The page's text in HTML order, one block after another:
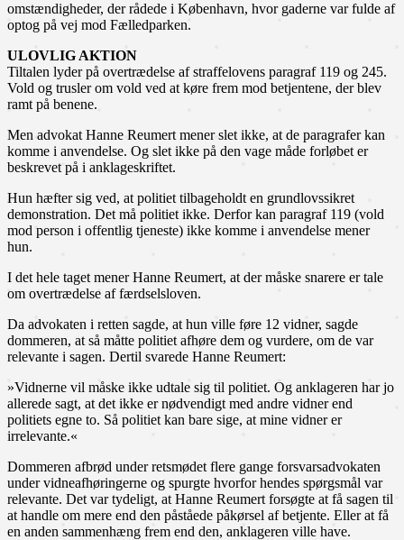
omstændigheder, der rådede i København, hvor gaderne var fulde af
optog på vej mod Fælledparken.
ULOVLIG AKTION
Tiltalen lyder på overtrædelse af straffelovens paragraf 119 og 245.
Vold og trusler om vold ved at køre frem mod betjentene, der blev
ramt på benene.
Men advokat Hanne Reumert mener slet ikke, at de paragrafer kan
komme i anvendelse. Og slet ikke på den vage måde forløbet er
beskrevet på i anklageskriftet.
Hun hæfter sig ved, at politiet tilbageholdt en grundlovssikret
demonstration. Det må politiet ikke. Derfor kan paragraf 119 (vold
mod person i offentlig tjeneste) ikke komme i anvendelse mener
hun.
I det hele taget mener Hanne Reumert, at der måske snarere er tale
om overtrædelse af færdselsloven.
Da advokaten i retten sagde, at hun ville føre 12 vidner, sagde
dommeren, at så måtte politiet afhøre dem og vurdere, om de var
relevante i sagen. Dertil svarede Hanne Reumert:
»Vidnerne vil måske ikke udtale sig til politiet. Og anklageren har jo
allerede sagt, at det ikke er nødvendigt med andre vidner end
politiets egne to. Så politiet kan bare sige, at mine vidner er
irrelevante.«
Dommeren afbrød under retsmødet flere gange forsvarsadvokaten
under vidneafhøringerne og spurgte hvorfor hendes spørgsmål var
relevante. Det var tydeligt, at Hanne Reumert forsøgte at få sagen til
at handle om mere end den påståede påkørsel af betjente. Eller at få
en anden sammenhæng frem end den, anklageren ville have.